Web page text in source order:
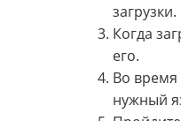
загрузки.
Когда
его.
Во время
нужный